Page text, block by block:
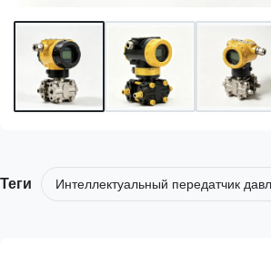
Теги Интеллектуальный передатчик